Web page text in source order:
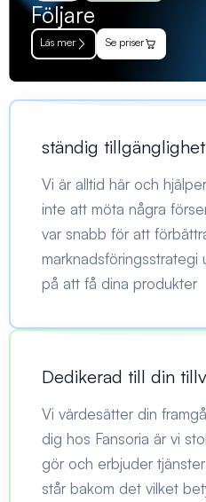
Följare
Läs mer Se priser
ständig tillgänglighet
Vi är alltid här och
inte att möta några
var snabb för att
marknadsföringsstrategi
på att få dina produkter
Dedikerad till din
Vi värdesätter din
dig hos Fansoria är vi
gör och erbjuder
står bakom det vilket